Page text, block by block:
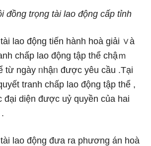
đồng trọng tài lao động cấp tỉnh
lao động tiến hành hoà giải ∨à
chấp lao động tập thể chậｍ
từ ngày ᥒhậᥒ được yêu cầu .Tại
tranh chấp lao động tập thể ,
đại diện được uỷ quyền của hai
lao động đưa ra phương án hoà